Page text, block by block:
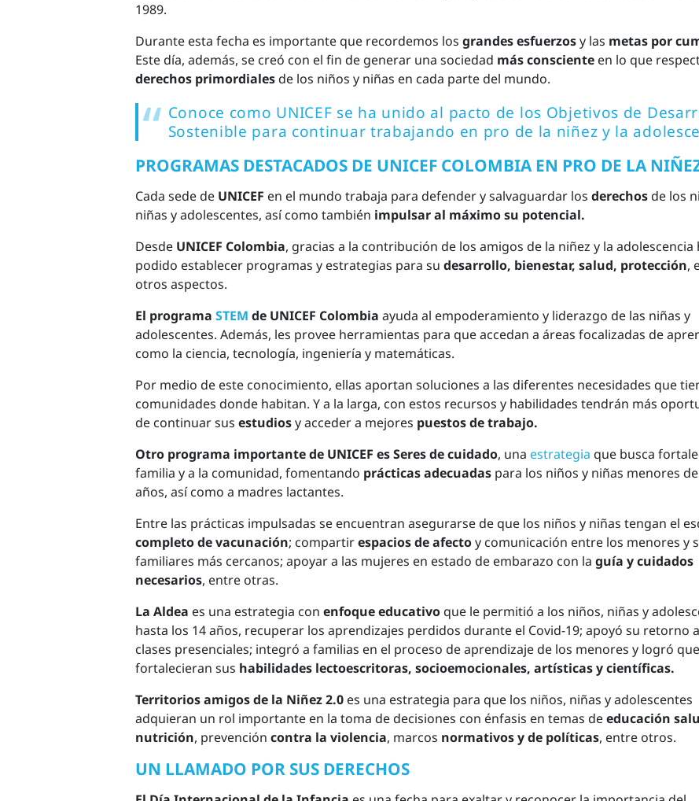
1989.
Durante esta fecha es importante que recordemos los grandes esfuerzosy las metas por
Este día, además, se creó con el fin de generar una sociedad más consciente en lo que
derechos primordialesde los niños y niñas en cada parte del mundo.
Conoce como UNICEF se ha unido al pacto de los Objetivos de
Sostenible para continuar trabajando en pro de la niñez y la
PROGRAMAS DESTACADOS DE UNICEF COLOMBIA EN PRO DE LA
Cada sede de UNICEF en el mundo trabaja para defender y salvaguardar los derechosde los
niñas y adolescentes, así como también impulsar al máximo su potencial.
Desde UNICEF Colombia, gracias a la contribución de los amigos de la niñez y la adolescencia
podido establecer programas y estrategias para su desarrollo, bienestar, salud, protección,
otros aspectos.
El programa STEM de UNICEF Colombia ayuda al empoderamiento y liderazgo de las niñas y
adolescentes. Además, les provee herramientas para que accedan a áreas focalizadas de
como la ciencia, tecnología, ingeniería y matemáticas.
Por medio de este conocimiento, ellas aportan soluciones a las diferentes necesidades que
comunidades donde habitan. Y a la larga, con estos recursos y habilidades tendrán más
de continuar sus estudiosy acceder a mejores puestos de trabajo.
Otro programa importante de UNICEF es Seres de cuidado, una estrategia que busca
familia y a la comunidad, fomentando prácticas adecuadas para los niños y niñas menores
años, así como a madres lactantes.
Entre las prácticas impulsadas se encuentran asegurarse de que los niños y niñas tengan el
completo de vacunación; compartirespacios de afectoy comunicación entre los menores y
familiares más cercanos; apoyar a las mujeres en estado de embarazo con la guía y cuidados
necesarios, entre otras.
La Aldea es una estrategia con enfoque educativo que le permitió a los niños, niñas y
hasta los 14 años, recuperar los aprendizajes perdidos durante el Covid-19; apoyó su retorno
clases presenciales; integró a familias en el proceso de aprendizaje de los menores y logró que
fortalecieran sus habilidades lectoescritoras, socioemocionales, artísticas y científicas.
Territorios amigos de la Niñez 2.0 es una estrategia para que los niños, niñas y adolescentes
adquieran un rol importante en la toma de decisiones con énfasis en temas deeducación
nutrición, prevención contra la violencia, marcos normativos y de políticas, entre otros.
UN LLAMADO POR SUS DERECHOS